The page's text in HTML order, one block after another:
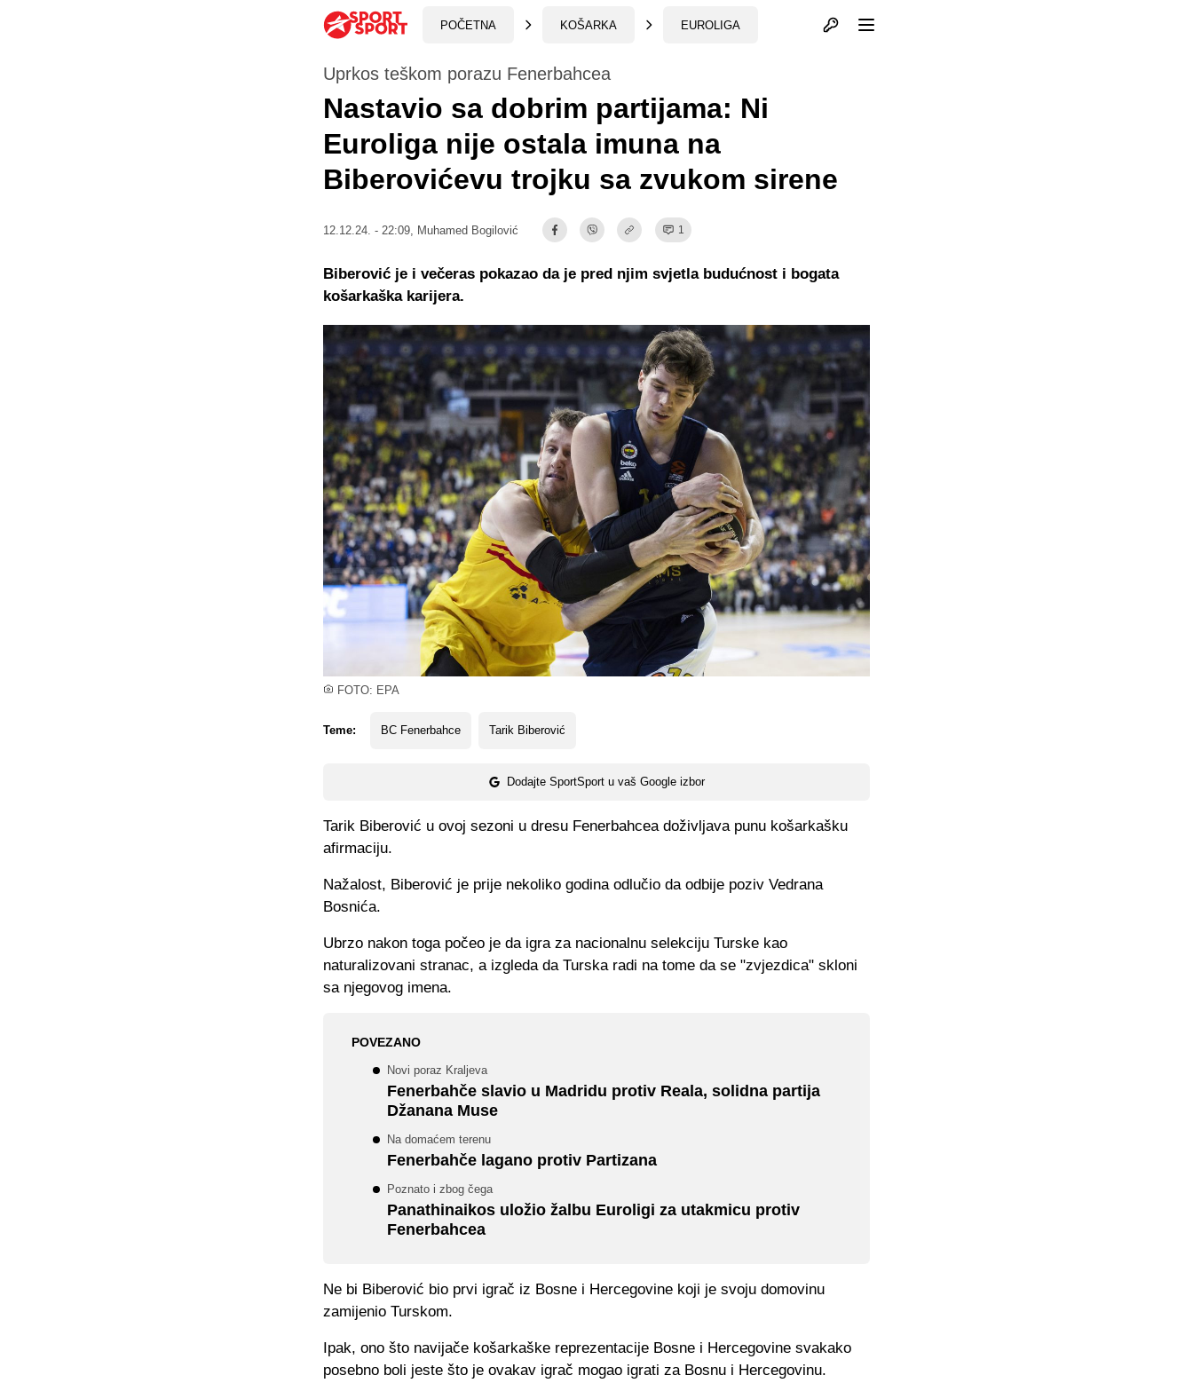
POČETNA KOŠARKA EUROLIGA Otvori profil
FOTO: EPA
Uprkos teškom porazu Fenerbahcea
Nastavio sa dobrim partijama: Ni
Euroliga nije ostala imuna na
Biberovićevu trojku sa zvukom sirene
12.12.24. - 22:09, Muhamed Bogilović 1
Teme: BC Fenerbahce Tarik Biberović
Dodajte SportSport u vaš Google izbor
Biberović je i večeras pokazao da je pred njim svjetla budućnost i bogata
košarkaška karijera.
Tarik Biberović u ovoj sezoni u dresu Fenerbahcea doživljava punu košarkašku
afirmaciju.
Nažalost, Biberović je prije nekoliko godina odlučio da odbije poziv Vedrana
Bosnića.
Ubrzo nakon toga počeo je da igra za nacionalnu selekciju Turske kao
naturalizovani stranac, a izgleda da Turska radi na tome da se "zvjezdica" skloni
sa njegovog imena.
POVEZANO
Novi poraz Kraljeva
Fenerbahče slavio u Madridu protiv Reala, solidna partija
Džanana Muse
Na domaćem terenu
Fenerbahče lagano protiv Partizana
Poznato i zbog čega
Panathinaikos uložio žalbu Euroligi za utakmicu protiv
Fenerbahcea
Ne bi Biberović bio prvi igrač iz Bosne i Hercegovine koji je svoju domovinu
zamijenio Turskom.
Ipak, ono što navijače košarkaške reprezentacije Bosne i Hercegovine svakako
posebno boli jeste što je ovakav igrač mogao igrati za Bosnu i Hercegovinu.